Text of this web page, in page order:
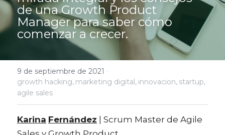
de una Growth Product
Manager para saber cómo
comenzar a crecer.
9 de septiembre de 2021 ·
growth hacking, marketing digital, innovacion, startup,
agile sales
Karina Fernández | Scrum Master de Agile